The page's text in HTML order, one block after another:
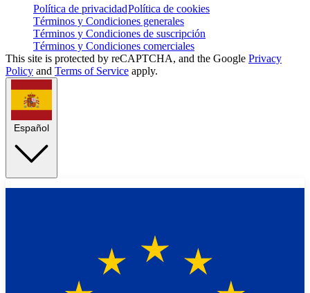
Política de privacidadPolítica de cookies
Términos y Condiciones generales
Términos y Condiciones de suscripción
Términos y Condiciones comerciales
This site is protected by reCAPTCHA, and the Google Privacy
Policy and Terms of Service apply.
Español